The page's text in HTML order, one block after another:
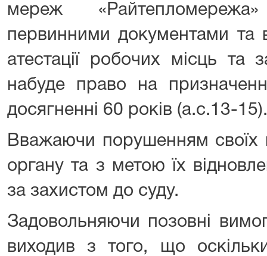
мереж
первинними документами та
атестації робочих місць та
набуде право на
досягненні 60 років (а.с.13-15).
Вважаючи порушенням своїх
органу та з метою їх
за захистом до суду.
Задовольняючи позовні
виходив з того, що